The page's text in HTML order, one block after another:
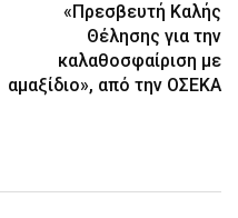
«Πρεσβευτή Καλής
Θέλησης για την
καλαθοσφαίριση με
αμαξίδιο», από την ΟΣΕΚΑ